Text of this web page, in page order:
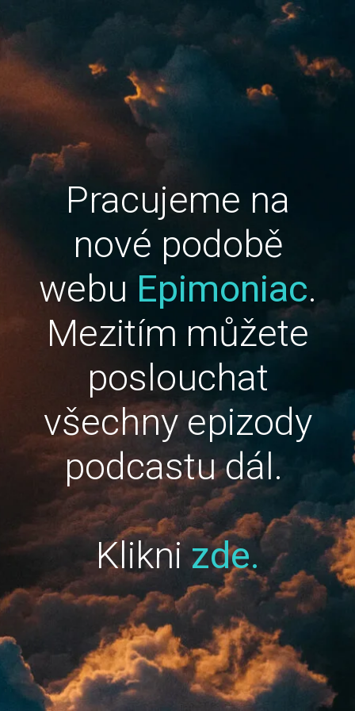
Pracujeme na
nové podobě
webu Epimoniac.
Mezitím můžete
poslouchat
všechny epizody
podcastu dál.
Kliknizde.